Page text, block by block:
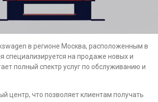
в регионе Москва, расположенным в
специализируется на продаже новых и
полный спектр услуг по обслуживанию и
центр, что позволяет клиентам получать